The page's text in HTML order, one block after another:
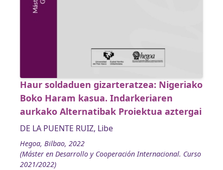
Haur soldaduen gizarteratzea: Nigeriako
Boko Haram kasua. Indarkeriaren
aurkako Alternatibak Proiektua aztergai
DE LA PUENTE RUIZ, Libe
Hegoa, Bilbao, 2022
(Máster en Desarrollo y Cooperación Internacional. Curso
2021/2022)